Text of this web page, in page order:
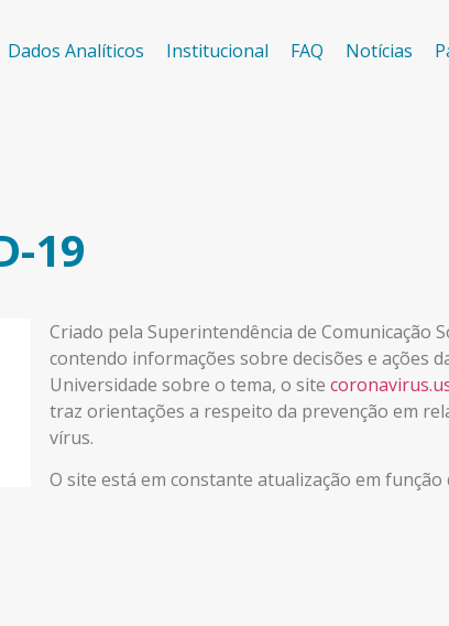
Dados Analíticos Institucional FAQ Notícias
19
Criado pela Superintendência de Comunicação
contendo informações sobre decisões e ações
Universidade sobre o tema, o site
traz orientações a respeito da prevenção em
vírus.
O site está em constante atualização em função